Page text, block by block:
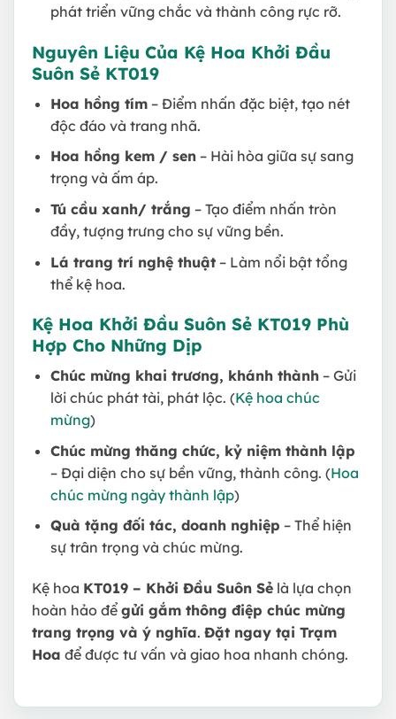
phát triển vững chắc và thành công rực rỡ.
Nguyên Liệu Của Kệ Hoa Khởi Đầu
Suôn Sẻ KT019
Hoa hồng tím– Điểm nhấn đặc biệt, tạo nét
độc đáo và trang nhã.
Hoa hồng kem / sen– Hài hòa giữa sự sang
trọng và ấm áp.
Tú cầu xanh/ trắng – Tạo điểm nhấn tròn
đầy, tượng trưng cho sự vững bền.
Lá trang trí nghệ thuật– Làm nổi bật tổng
thể kệ hoa.
Kệ Hoa Khởi Đầu Suôn Sẻ KT019 Phù
Hợp Cho Những Dịp
Chúc mừng khai trương, khánh thành– Gửi
lời chúc phát tài, phát lộc. (Kệ hoa chúc
mừng)
Chúc mừng thăng chức, kỷ niệm thành lập
– Đại diện cho sự bền vững, thành công. (Hoa
chúc mừng ngày thành lập)
Quà tặng đối tác, doanh nghiệp – Thể hiện
sự trân trọng và chúc mừng.
Kệ hoa KT019 – Khởi Đầu Suôn Sẻ là lựa chọn
hoàn hảo để gửi gắm thông điệp chúc mừng
trang trọng và ý nghĩa. Đặt ngay tại Trạm
Hoa để được tư vấn và giao hoa nhanh chóng.